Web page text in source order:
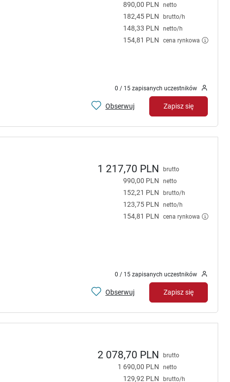
890,00 PLN netto
182,45 PLN brutto/h
148,33 PLN netto/h
154,81 PLN cena rynkowa
0 / 15 zapisanych uczestników
Obserwuj Zapisz się
1 217,70 PLN brutto
990,00 PLN netto
152,21 PLN brutto/h
123,75 PLN netto/h
154,81 PLN cena rynkowa
0 / 15 zapisanych uczestników
Obserwuj Zapisz się
2 078,70 PLN brutto
1 690,00 PLN netto
129,92 PLN brutto/h